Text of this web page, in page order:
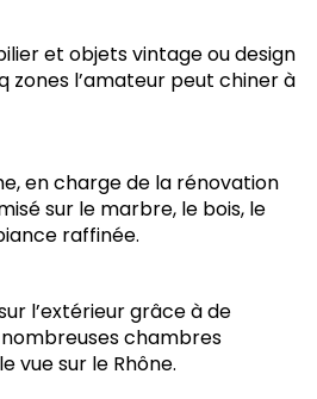
et objets vintage ou design
zones l’amateur peut chiner à
en charge de la rénovation
sur le marbre, le bois, le
raffinée.
l’extérieur grâce à de
chambres
vue sur le Rhône.